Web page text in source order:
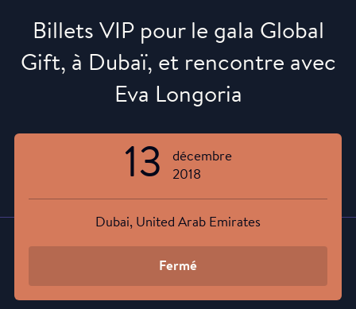
Billets VIP pour le gala Global
Gift, à Dubaï, et rencontre avec
Eva Longoria
13
décembre
2018
Dubai, United Arab Emirates
Fermé